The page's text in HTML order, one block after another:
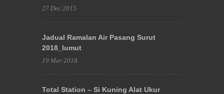
27 Dec 2015
Jadual Ramalan Air Pasang Surut
2018_lumut
19 Mar 2018
Total Station – Si Kuning Alat Ukur